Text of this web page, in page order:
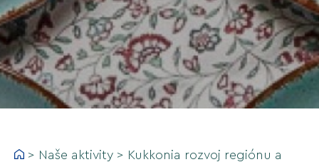
> Naše aktivity > Kukkonia rozvoj regiónu a